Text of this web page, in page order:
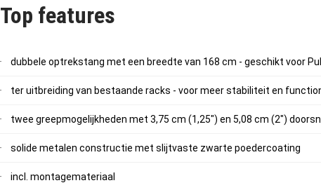
Top features
dubbele optrekstang met een breedte van 168 cm - geschikt voor
ter uitbreiding van bestaande racks - voor meer stabiliteit en
twee greepmogelijkheden met 3,75 cm (1,25") en 5,08 cm (2")
solide metalen constructie met slijtvaste zwarte poedercoating
incl. montagemateriaal